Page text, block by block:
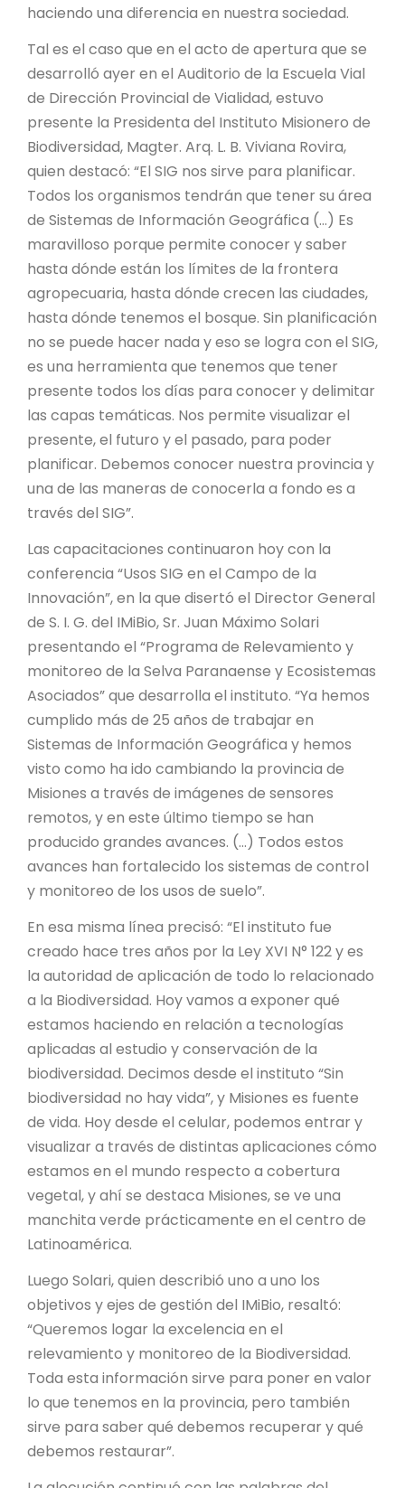
haciendo una diferencia en nuestra sociedad.
Tal es el caso que en el acto de apertura que se
desarrolló ayer en el Auditorio de la Escuela Vial
de Dirección Provincial de Vialidad, estuvo
presente la Presidenta del Instituto Misionero de
Biodiversidad, Magter. Arq. L. B. Viviana Rovira,
quien destacó: “El SIG nos sirve para planificar.
Todos los organismos tendrán que tener su área
de Sistemas de Información Geográfica (…) Es
maravilloso porque permite conocer y saber
hasta dónde están los límites de la frontera
agropecuaria, hasta dónde crecen las ciudades,
hasta dónde tenemos el bosque. Sin planificación
no se puede hacer nada y eso se logra con el SIG,
es una herramienta que tenemos que tener
presente todos los días para conocer y delimitar
las capas temáticas. Nos permite visualizar el
presente, el futuro y el pasado, para poder
planificar. Debemos conocer nuestra provincia y
una de las maneras de conocerla a fondo es a
través del SIG”.
Las capacitaciones continuaron hoy con la
conferencia “Usos SIG en el Campo de la
Innovación”, en la que disertó el Director General
de S. I. G. del IMiBio, Sr. Juan Máximo Solari
presentando el “Programa de Relevamiento y
monitoreo de la Selva Paranaense y Ecosistemas
Asociados” que desarrolla el instituto. “Ya hemos
cumplido más de 25 años de trabajar en
Sistemas de Información Geográfica y hemos
visto como ha ido cambiando la provincia de
Misiones a través de imágenes de sensores
remotos, y en este último tiempo se han
producido grandes avances. (…) Todos estos
avances han fortalecido los sistemas de control
y monitoreo de los usos de suelo”.
En esa misma línea precisó: “El instituto fue
creado hace tres años por la Ley XVI N° 122 y es
la autoridad de aplicación de todo lo relacionado
a la Biodiversidad. Hoy vamos a exponer qué
estamos haciendo en relación a tecnologías
aplicadas al estudio y conservación de la
biodiversidad. Decimos desde el instituto “Sin
biodiversidad no hay vida”, y Misiones es fuente
de vida. Hoy desde el celular, podemos entrar y
visualizar a través de distintas aplicaciones cómo
estamos en el mundo respecto a cobertura
vegetal, y ahí se destaca Misiones, se ve una
manchita verde prácticamente en el centro de
Latinoamérica.
Luego Solari, quien describió uno a uno los
objetivos y ejes de gestión del IMiBio, resaltó:
“Queremos logar la excelencia en el
relevamiento y monitoreo de la Biodiversidad.
Toda esta información sirve para poner en valor
lo que tenemos en la provincia, pero también
sirve para saber qué debemos recuperar y qué
debemos restaurar”.